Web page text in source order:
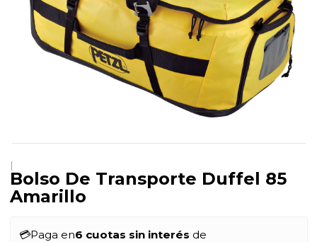
|
Bolso De Transporte Duffel 85
Amarillo
💳Paga en6 cuotas sin interés de